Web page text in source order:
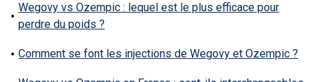
Wegovy vs Ozempic : lequel est le plus efficace pour
perdre du poids ?
Comment se font les injections de Wegovy et Ozempic ?